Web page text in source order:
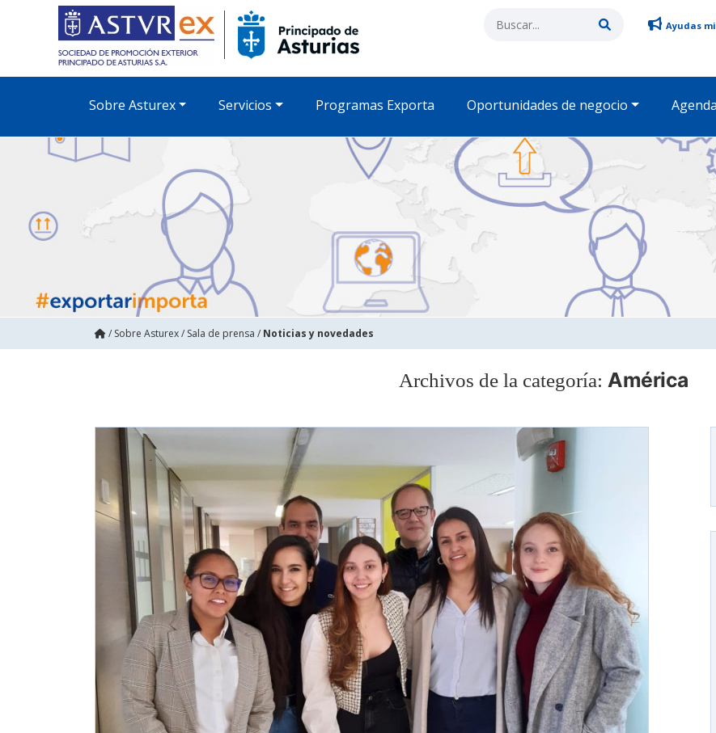
Ayudas
Sobre Asturex Servicios Programas Exporta Oportunidades de negocio Agenda
/ Sobre Asturex/ Sala de prensa / Noticias y novedades
Archivos de la categoría:América